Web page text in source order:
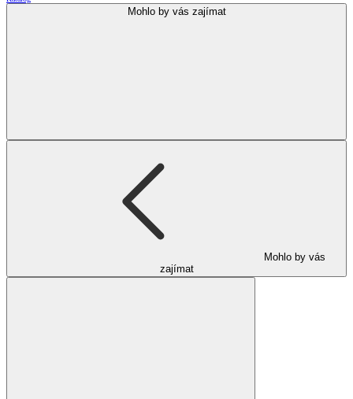
Mohlo by vás zajímat
Mohlo by vás
zajímat